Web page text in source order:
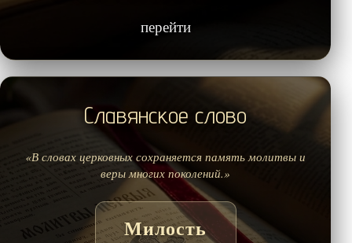
перейти
Славянское слово
«В словах церковных сохраняется память молитвы и
веры многих поколений.»
Милость